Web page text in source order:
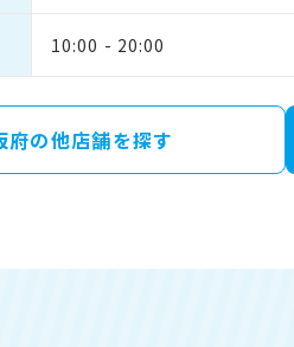
10:00 - 20:00
府の他店舗を探す